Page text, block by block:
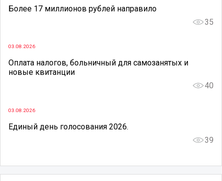
Более 17 миллионов рублей направило
35
03.08.2026
Оплата налогов, больничный для самозанятых и
новые квитанции
40
03.08.2026
Единый день голосования 2026.
39